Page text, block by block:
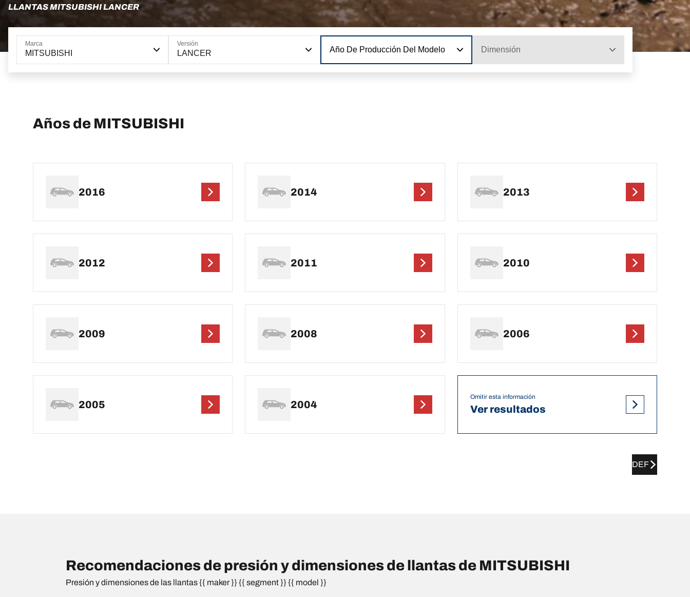
LLANTAS MITSUBISHI LANCER
Marca
MITSUBISHI
Versión
LANCER Año De Producción Del Modelo Dimensión
Años de MITSUBISHI
2016 2014 2013
2012 2011 2010
2009 2008 2006
2005 2004
Omitir esta información
Ver resultados
DEF
Recomendaciones de presión y dimensiones de llantas de MITSUBISHI
Presión y dimensiones de las llantas {{ maker }} {{ segment }} {{ model }}